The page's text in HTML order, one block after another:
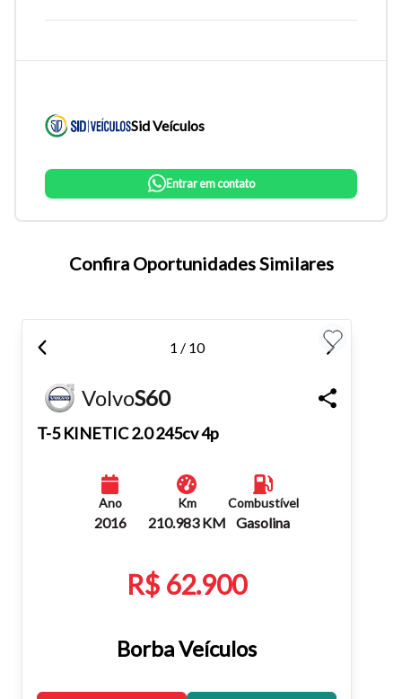
atalhos Ctrl+ (para aumentar) e Ctrl- (para diminuir) no seu
teclado.
Fechar
Sid Veículos
Entrar em contato
Confira Oportunidades Similares
1 / 10
VolvoS60
T-5 KINETIC 2.0 245cv 4p
Ano
2016
Km
210.983 KM
Combustível
Gasolina
R$ 62.900
Borba Veículos